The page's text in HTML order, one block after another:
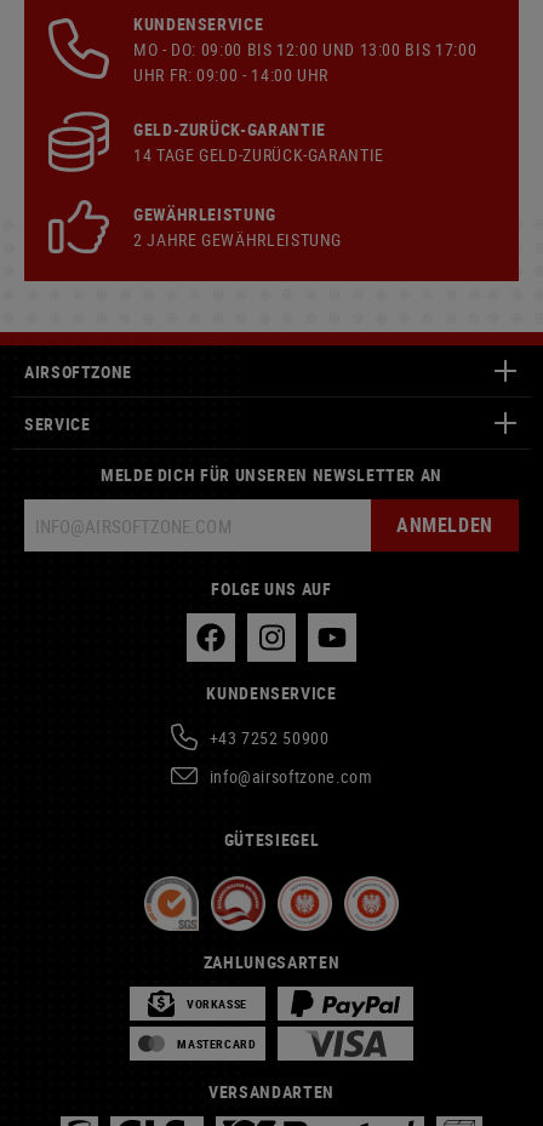
KUNDENSERVICE
MO - DO: 09:00 BIS 12:00 UND 13:00 BIS 17:00
UHR FR: 09:00 - 14:00 UHR
GELD-ZURÜCK-GARANTIE
14 TAGE GELD-ZURÜCK-GARANTIE
GEWÄHRLEISTUNG
2 JAHRE GEWÄHRLEISTUNG
AIRSOFTZONE
SERVICE
MELDE DICH FÜR UNSEREN NEWSLETTER AN
ANMELDEN
FOLGE UNS AUF
KUNDENSERVICE
+43 7252 50900
info@airsoftzone.com
GÜTESIEGEL
ZAHLUNGSARTEN
VORKASSE
MASTERCARD
VERSANDARTEN